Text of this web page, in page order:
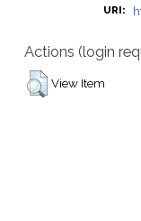
URI:
Actions (login
View Item